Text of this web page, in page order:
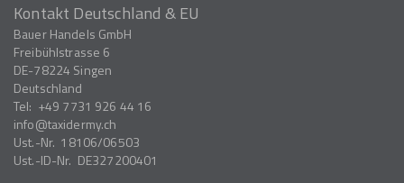
Kontakt Deutschland & EU
Bauer Handels GmbH
Freibühlstrasse 6
DE-78224 Singen
Deutschland
Tel: +49 7731 926 44 16
info
taxidermy.ch
Ust.-Nr. 18106/06503
Ust.-ID-Nr. DE327200401